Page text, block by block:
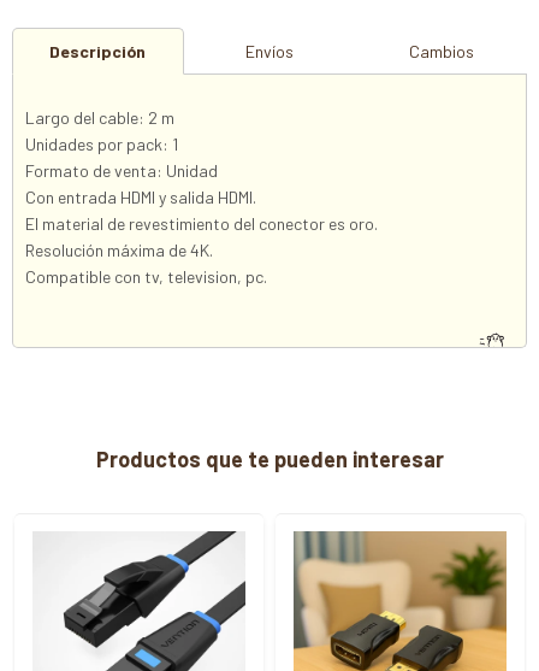
Descripción Envíos Cambios
Largo del cable: 2 m
Unidades por pack: 1
Formato de venta: Unidad
Con entrada HDMI y salida HDMI.
El material de revestimiento del conector es oro.
Resolución máxima de 4K.
Compatible con tv, television, pc.
Productos que te pueden interesar